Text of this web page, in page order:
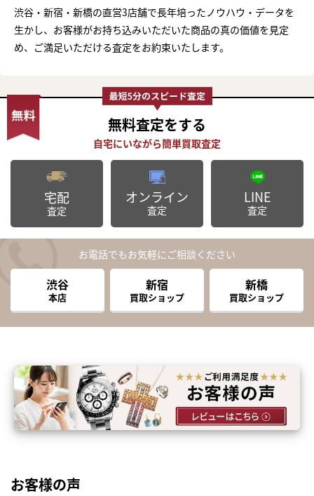
渋谷・新宿・新橋の直営3店舗で長年培ったノウハウ・データを
生かし、お客様がお持ち込みいただいた商品の真の価値を見定
め、ご満足いただける査定をお約束いたします。
無料査定をする
宅配
査定
オンライン
査定
LINE
査定
お電話でもお気軽にご相談ください
渋谷
本店
新宿
買取ショップ
新橋
買取ショップ
お客様の声